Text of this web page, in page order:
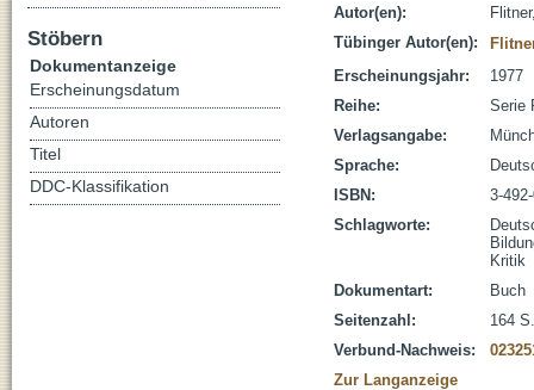
Autor(en):
Tübinger Autor(en):
Erscheinungsjahr:
1977
Reihe:
Serie
Verlagsangabe:
Sprache:
ISBN:
3-
Schlagworte:
Kritik
Dokumentart:
Buch
Seitenzahl:
164 S.
Verbund-Nachweis:
Zur Langanzeige
Stöbern
Dokumentanzeige
Erscheinungsdatum
Autoren
Titel
DDC-Klassifikation